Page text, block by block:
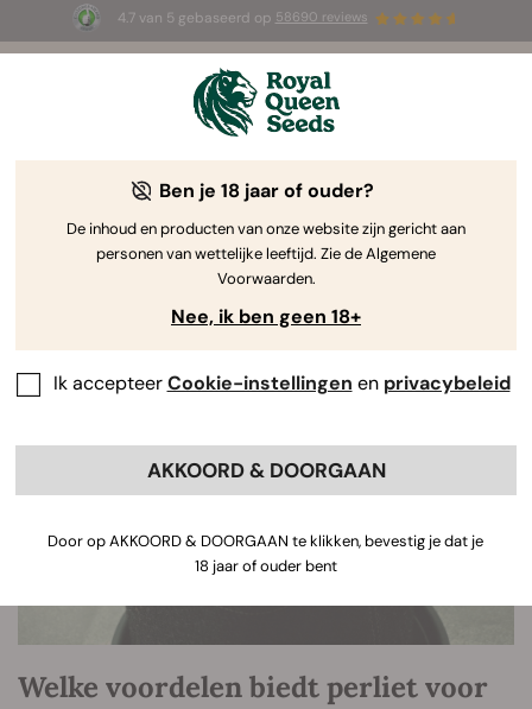
4.7 van 5 gebaseerd op 58690 reviews
3 White Widow Auto zaadjesGRATIS voor de
The RQS Blog
Cannabis Lifestyle Blogs
Welke voordelen biedt perliet voor
Ben je 18 jaar of ouder?
De inhoud en producten van onze website zijn gericht aan
personen van wettelijke leeftijd. Zie de Algemene
Voorwaarden.
Nee, ik ben geen 18+
Ik accepteerCookie-instellingen en privacybeleid
AKKOORD & DOORGAAN
Door op AKKOORD & DOORGAAN te klikken, bevestig je dat je
18 jaar of ouder bent